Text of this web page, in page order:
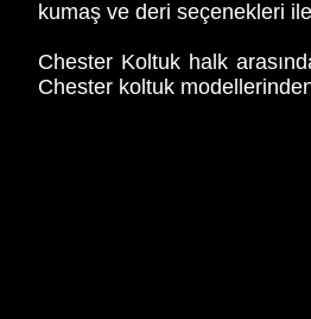
kumaş ve deri seçenekleri
Chester Koltuk halk
Chester koltuk